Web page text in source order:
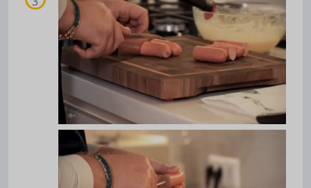
Подписывайтесь на телеграм-канал.
Мы выкладываем авторские обзоры
каждую неделю.
Подписаться
Нас уже 5400